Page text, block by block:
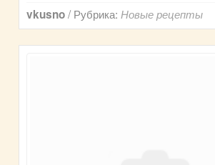
vkusno/ Рубрика:Новые рецепты